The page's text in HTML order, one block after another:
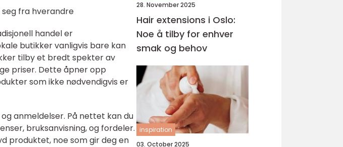
seg fra hverandre
handel er
butikker vanligvis bare kan
tilby et bredt spekter av
priser. Dette åpner opp
som ikke nødvendigvis er
anmeldelser. På nettet kan du
bruksanvisning, og fordeler.
produktet, noe som gir deg en
28. November 2025
Hair extensions i Oslo:
Noe å tilby for enhver
smak og behov
inspiration
03. October 2025